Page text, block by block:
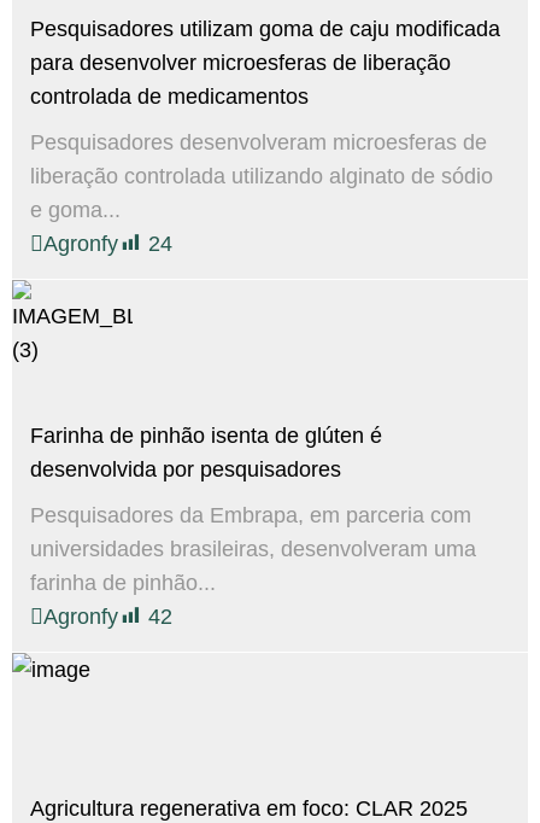
Pesquisadores utilizam goma de caju modificada
para desenvolver microesferas de liberação
controlada de medicamentos
Pesquisadores desenvolveram microesferas de
liberação controlada utilizando alginato de sódio
e goma...
Agronfy
24
Farinha de pinhão isenta de glúten é
desenvolvida por pesquisadores
Pesquisadores da Embrapa, em parceria com
universidades brasileiras, desenvolveram uma
farinha de pinhão...
Agronfy
42
Agricultura regenerativa em foco: CLAR 2025